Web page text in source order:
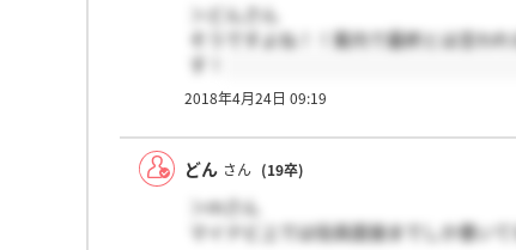
＞どんさん
そうですよね！！案内で最終とは言わ
す！
2018年4月24日 09:19
どん さん (19卒)
＞mさん
マイナビ上では役員面接までしか書い